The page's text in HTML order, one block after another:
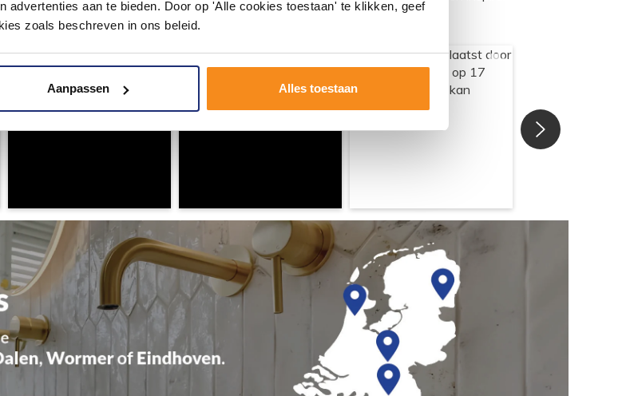
advertenties aan te bieden. Door op 'Alle cookies toestaan' te klikken, geef
zoals beschreven in ons beleid.
Aanpassen Alles toestaan
met unieke badkamerstijlen. Doe je mee?